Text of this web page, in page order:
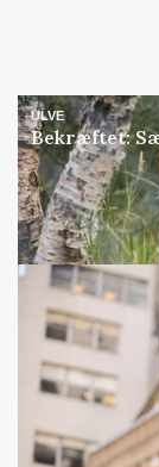
ULVE
Bekræftet: